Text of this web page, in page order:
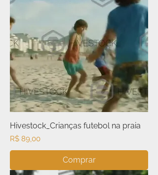
Hivestock_Crianças futebol na praia
Preço
R$ 89,00
Comprar